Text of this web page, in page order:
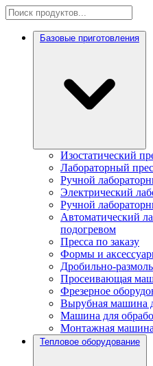
Базовые приготовления
Изостатический
Лабораторный
Ручной
Электрический
Ручной
Автоматический
подогревом
Пресса по заказу
Формы и
Дробильно-
Просеивающая
Фрезерное
Вырубная машина
Машина для
Монтажная машина
Тепловое оборудование